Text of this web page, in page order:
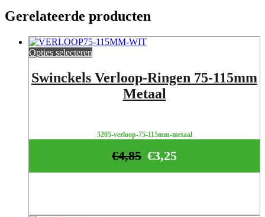
Gerelateerde producten
Opties selecteren
Swinckels Verloop-Ringen 75-115mm
Metaal
5205-verloop-75-115mm-metaal
€3,25
€4,85